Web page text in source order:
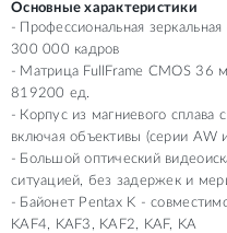
Основные характеристики
Профессиональная
300 000 кадров
Матрица FullFrame CMOS 36
819200 ед.
Корпус из магниевого
включая объективы (серии AW
Большой оптический
ситуацией, без задержек и
Байонет Pentax K -
KAF4, KAF3, KAF2, KAF, KA